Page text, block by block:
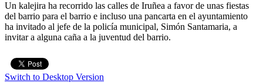
Un kalejira ha recorrido las calles de Iruñea a favor de unas fiestas
del barrio para el barrio e incluso una pancarta en el ayuntamiento
ha invitado al jefe de la policía municipal, Simón Santamaria, a
invitar a alguna caña a la juventud del barrio.
Switch to Desktop Version